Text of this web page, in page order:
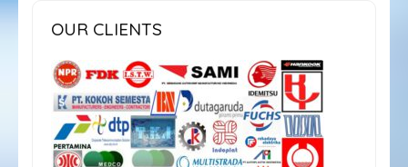
OUR CLIENTS